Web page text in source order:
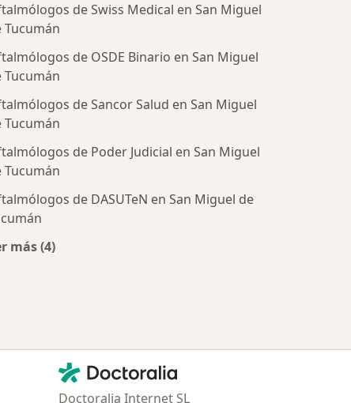
de Swiss Medical en San Miguel
Tucumán
de OSDE Binario en San Miguel
Tucumán
de Sancor Salud en San Miguel
Tucumán
de Poder Judicial en San Miguel
Tucumán
de DASUTeN en San Miguel de
más (4)
Contacto
Doctoralia - Página de inicio
Doctoralia Internet SL